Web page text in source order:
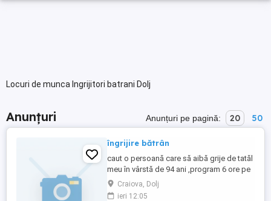
Locuri de munca Ingrijitori batrani Dolj
Anunțuri Anunțuri pe pagină: 20 50
îngrijire bătrân
caut o persoană care să aibă grije de tatăl
meu în vârstă de 94 ani ,program 6 ore pe
zi de luni pana sâmbătă, mai multe detalii
la telefon
Craiova, Dolj
ieri 12:05